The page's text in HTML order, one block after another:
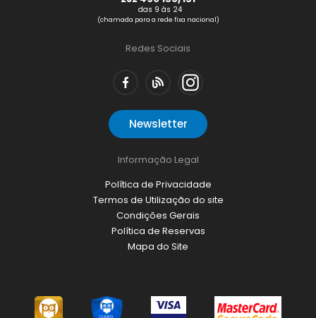
das 9 às 24
(chamada para a rede fixa nacional)
Redes Sociais
Newsletter
Informação Legal
Política de Privacidade
Termos de Utilização do site
Condições Gerais
Política de Reservas
Mapa do Site